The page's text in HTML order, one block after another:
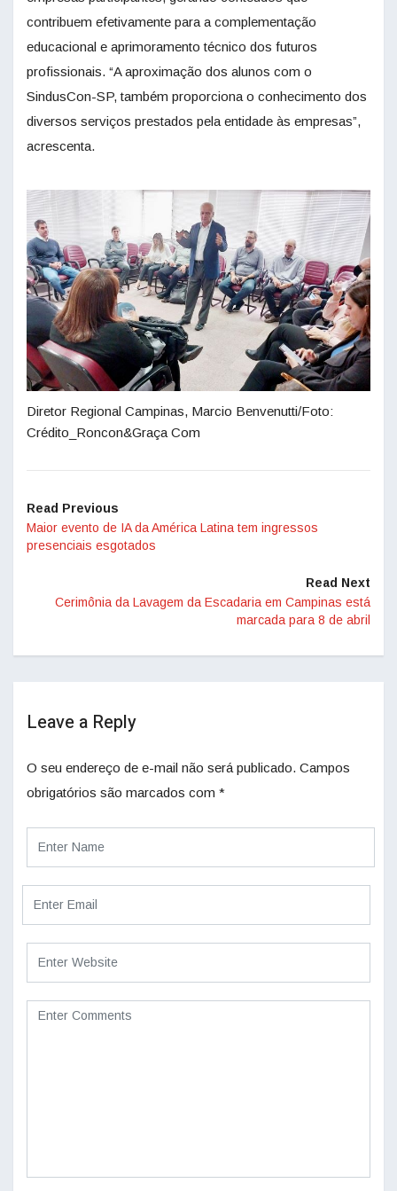
contribuem efetivamente para a complementação
educacional e aprimoramento técnico dos futuros
profissionais. “A aproximação dos alunos com o
SindusCon-SP, também proporciona o conhecimento dos
diversos serviços prestados pela entidade às empresas”,
acrescenta.
Diretor Regional Campinas, Marcio Benvenutti/Foto:
Crédito_Roncon&Graça Com
Read Previous
Maior evento de IA da América Latina tem ingressos
presenciais esgotados
Read Next
Cerimônia da Lavagem da Escadaria em Campinas está
marcada para 8 de abril
Leave a Reply
O seu endereço de e-mail não será publicado. Campos
obrigatórios são marcados com *